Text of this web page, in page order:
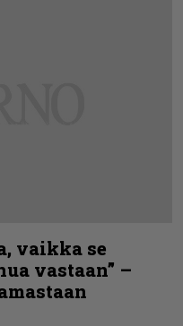
vaikka se
vastaan” –